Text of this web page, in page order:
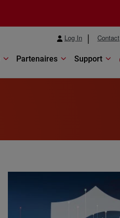
Log In Contact
Partenaires Support